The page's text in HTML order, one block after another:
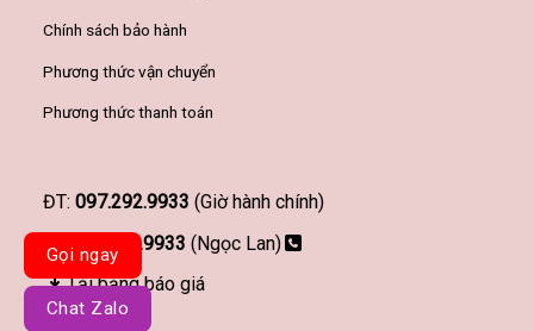
Chính sách bảo hành
Phương thức vận chuyển
Phương thức thanh toán
ĐT: 097.292.9933 (Giờ hành chính)
097.292.9933 (Ngọc Lan)
Tải bảng báo giá
Gọi ngay
Chat Zalo